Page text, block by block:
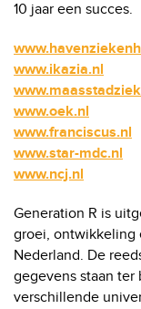
10 jaar een succes.
www.ikazia.nl
www.oek.nl
www.franciscus.nl
www.star-mdc.nl
www.ncj.nl
Generation R is
groei, ontwikkeling
Nederland. De
gegevens staan ter
verschillende